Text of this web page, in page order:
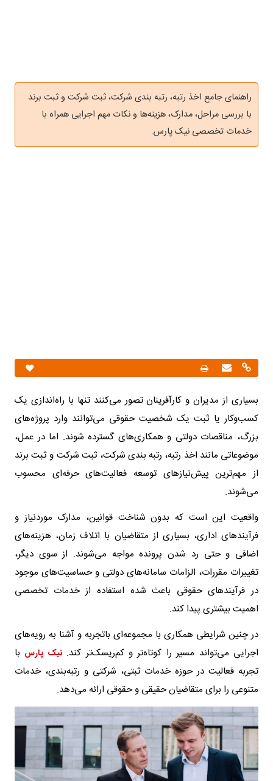
راهنمای جامع اخذ رتبه، رتبه بندی شرکت، ثبت شرکت و ثبت برند
با بررسی مراحل، مدارک، هزینه‌ها و نکات مهم اجرایی همراه با
خدمات تخصصی نیک پارس.
بسیاری از مدیران و کارآفرینان تصور می‌کنند تنها با راه‌اندازی یک
کسب‌وکار یا ثبت یک شخصیت حقوقی می‌توانند وارد پروژه‌های
بزرگ، مناقصات دولتی و همکاری‌های گسترده شوند. اما در عمل،
موضوعاتی مانند اخذ رتبه، رتبه بندی شرکت، ثبت شرکت و ثبت برند
از مهم‌ترین پیش‌نیازهای توسعه فعالیت‌های حرفه‌ای محسوب
می‌شوند.
واقعیت این است که بدون شناخت قوانین، مدارک موردنیاز و
فرآیندهای اداری، بسیاری از متقاضیان با اتلاف زمان، هزینه‌های
اضافی و حتی رد شدن پرونده مواجه می‌شوند. از سوی دیگر،
تغییرات مقررات، الزامات سامانه‌های دولتی و حساسیت‌های موجود
در فرآیندهای حقوقی باعث شده استفاده از خدمات تخصصی
اهمیت بیشتری پیدا کند.
در چنین شرایطی همکاری با مجموعه‌ای باتجربه و آشنا به رویه‌های
اجرایی می‌تواند مسیر را کوتاه‌تر و کم‌ریسک‌تر کند.نیک پارس با
تجربه فعالیت در حوزه خدمات ثبتی، شرکتی و رتبه‌بندی، خدمات
متنوعی را برای متقاضیان حقیقی و حقوقی ارائه می‌دهد.